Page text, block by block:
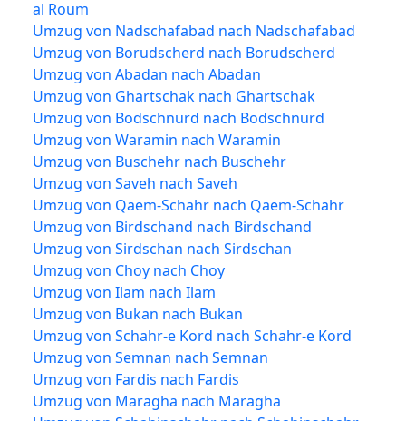
al Roum
Umzug von Nadschafabad nach Nadschafabad
Umzug von Borudscherd nach Borudscherd
Umzug von Abadan nach Abadan
Umzug von Ghartschak nach Ghartschak
Umzug von Bodschnurd nach Bodschnurd
Umzug von Waramin nach Waramin
Umzug von Buschehr nach Buschehr
Umzug von Saveh nach Saveh
Umzug von Qaem-Schahr nach Qaem-Schahr
Umzug von Birdschand nach Birdschand
Umzug von Sirdschan nach Sirdschan
Umzug von Choy nach Choy
Umzug von Ilam nach Ilam
Umzug von Bukan nach Bukan
Umzug von Schahr-e Kord nach Schahr-e Kord
Umzug von Semnan nach Semnan
Umzug von Fardis nach Fardis
Umzug von Maragha nach Maragha